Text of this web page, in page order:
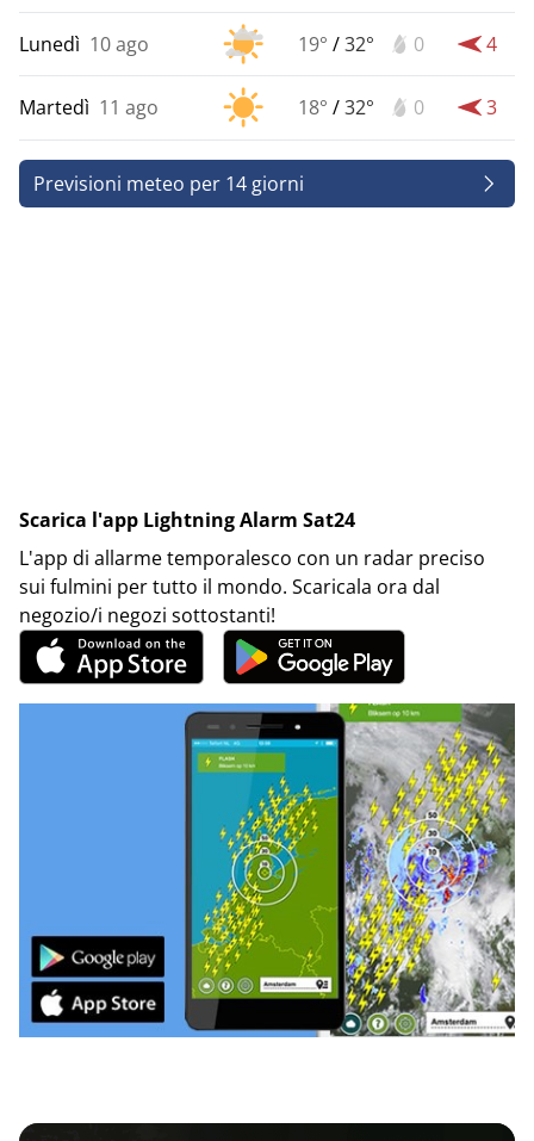
Lunedì 10 ago 19° /32° 0 4
Martedì 11 ago 18° /32° 0 3
Previsioni meteo per 14 giorni
Scarica l'app Lightning Alarm Sat24
L'app di allarme temporalesco con un radar preciso
sui fulmini per tutto il mondo. Scaricala ora dal
negozio/i negozi sottostanti!